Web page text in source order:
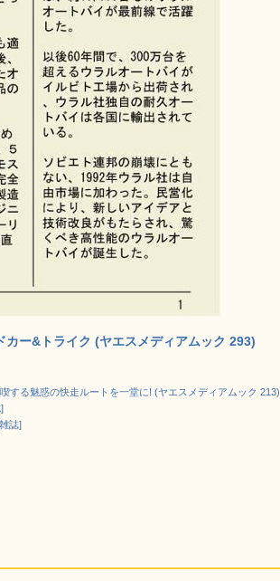
ー&トライク (ヤエスメディアムック 293)
する魅惑の快走ルートを一堂に! (ヤエスメディアムック 213)
誌]